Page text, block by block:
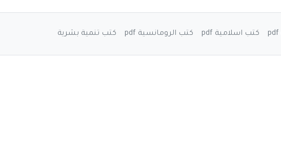
كتب اسلامية pdf كتب الرومانسية pdf كتب تنمية بشرية